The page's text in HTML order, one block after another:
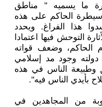
ما يسميه " مناطق
الحاكم على هذه
هذا الفراغ. ويحدد
التوحش فيها اعتمادا
الحاكم، وضعف قواته
وجود مد إسلامي
وطبيعة الناس في هذه
بأيدي الناس فيه".
من المجاهدين في